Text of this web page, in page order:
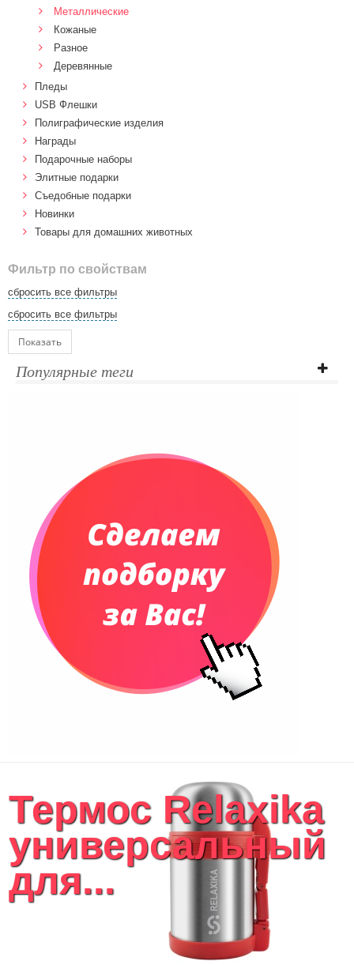
Металлические
Кожаные
Разное
Деревянные
Пледы
USB Флешки
Полиграфические изделия
Награды
Подарочные наборы
Элитные подарки
Cъедобные подарки
Новинки
Товары для домашних животных
Фильтр по свойствам
сбросить все фильтры
сбросить все фильтры
Показать
Популярные теги
Термос Relaxika
универсальный
для...